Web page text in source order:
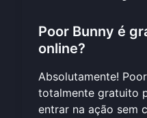
Poor Bunny é
online?
Absolutamente!
totalmente gratuito
entrar na ação sem